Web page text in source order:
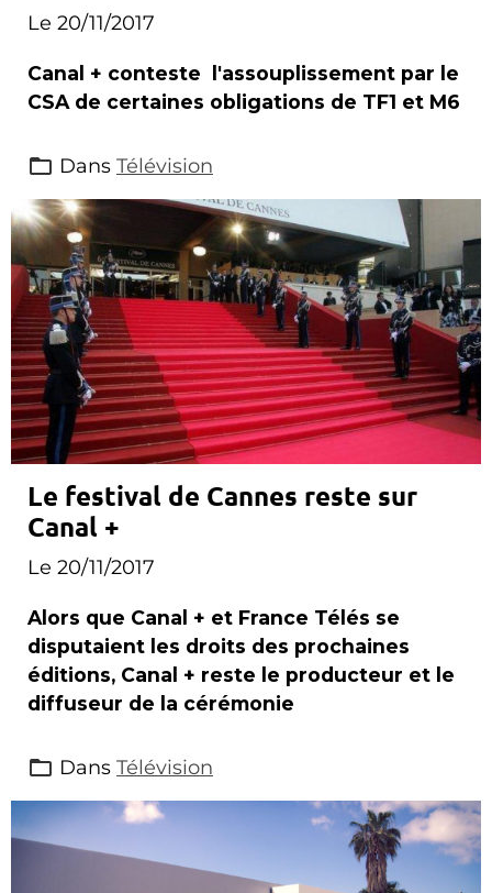
Le 20/11/2017
Canal + conteste l'assouplissement par le
CSA de certaines obligations de TF1 et M6
Dans Télévision
Le festival de Cannes reste sur
Canal +
Le 20/11/2017
Alors que Canal + et France Télés se
disputaient les droits des prochaines
éditions, Canal + reste le producteur et le
diffuseur de la cérémonie
Dans Télévision